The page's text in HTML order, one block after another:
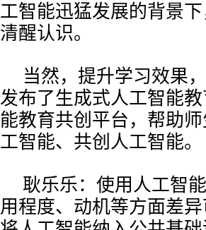
工智能迅猛发展的背景
清醒认识。
当然，提升学习效果
发布了生成式人工智能
能教育共创平台，帮助
工智能、共创人工智能。
耿乐乐：使用人工智
用程度、动机等方面差